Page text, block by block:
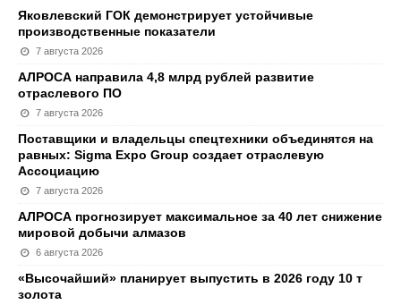
Яковлевский ГОК демонстрирует устойчивые
производственные показатели
7 августа 2026
АЛРОСА направила 4,8 млрд рублей развитие
отраслевого ПО
7 августа 2026
Поставщики и владельцы спецтехники объединятся на
равных: Sigma Expo Group создает отраслевую
Ассоциацию
7 августа 2026
АЛРОСА прогнозирует максимальное за 40 лет снижение
мировой добычи алмазов
6 августа 2026
«Высочайший» планирует выпустить в 2026 году 10 т
золота